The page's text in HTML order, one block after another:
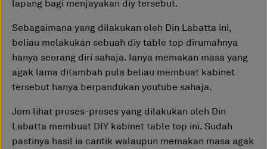
lapang bagi menjayakan diy tersebut.
Sebagaimana yang dilakukan oleh Din Labatta ini,
beliau melakukan sebuah diy table top dirumahnya
hanya seorang diri sahaja. Ianya memakan masa yang
agak lama ditambah pula beliau membuat kabinet
tersebut hanya berpandukan youtube sahaja.
Jom lihat proses-proses yang dilakukan oleh Din
Labatta membuat DIY kabinet table top ini. Sudah
pastinya hasil ia cantik walaupun memakan masa agak